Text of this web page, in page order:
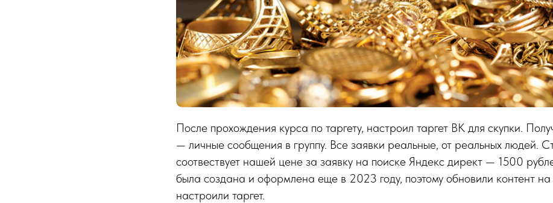
После прохождения курса по таргету, настроил таргет ВК для скупки.
— личные сообщения в группу. Все заявки реальные, от реальных людей.
соотвествует нашей цене за заявку на поиске Яндекс директ — 1500
была создана и оформлена еще в 2023 году, поэтому обновили контент на
настроили таргет.